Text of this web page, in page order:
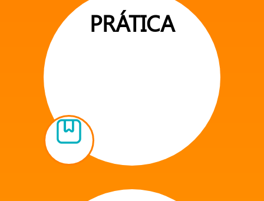
PRÁTICA